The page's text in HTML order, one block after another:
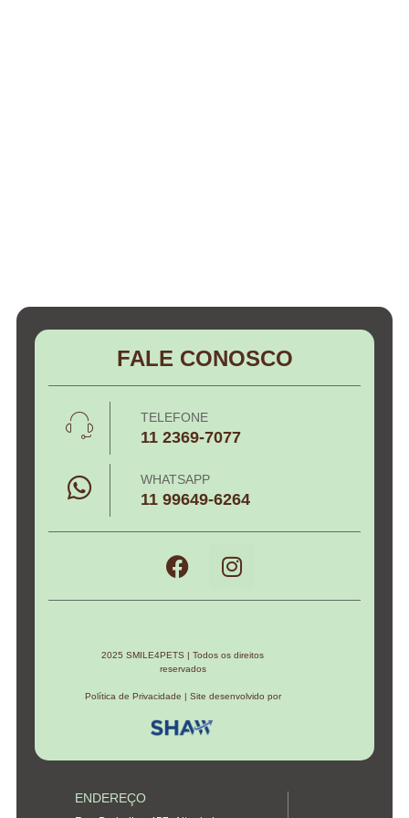
FALE CONOSCO
TELEFONE
11 2369-7077
WHATSAPP
11 99649-6264
2025 SMILE4PETS | Todos os direitos
reservados
Política de Privacidade | Site desenvolvido por
ENDEREÇO